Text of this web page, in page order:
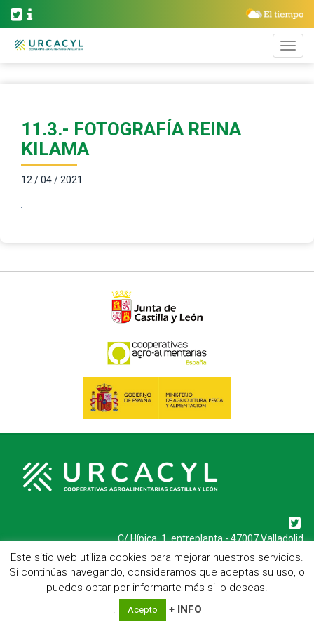
11.3.- FOTOGRAFÍA REINA
KILAMA
12 / 04 / 2021
C/ Hípica, 1, entreplanta - 47007 Valladolid
Telf.: 983 23 95 15 - Fax: 983 22 23 56 -
Aviso Legal
Este sitio web utiliza cookies para mejorar nuestros servicios.
Si continúas navegando, consideramos que aceptas su uso, o
puedes optar por informarte más si lo deseas.
.
Acepto + INFO